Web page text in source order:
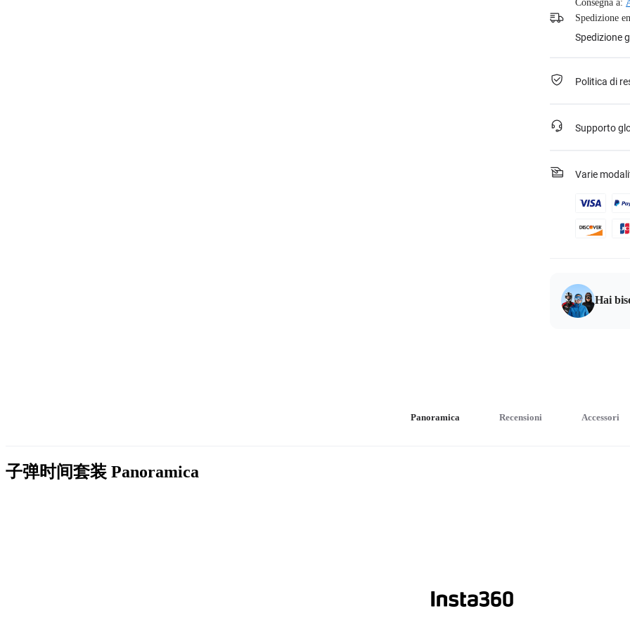
Consegna a:
Spedizione
Spedizione
Politica di
Supporto
Varie
Hai
Panoramica Recensioni Accessori
子弹时间套装 Panoramica